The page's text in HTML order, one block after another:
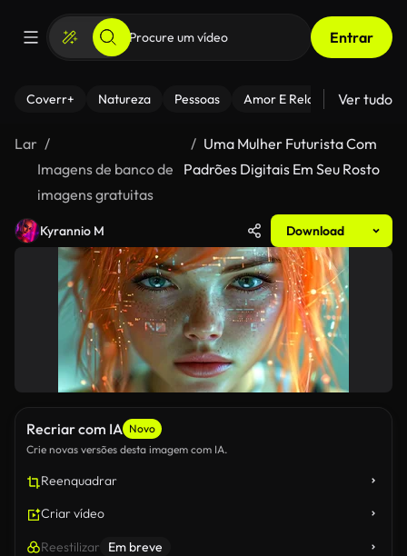
Entrar
Coverr+ Natureza Pessoas Amor E Relacionamentos
Ver tudo
Lar
Imagens de banco de
imagens gratuitas
Uma Mulher Futurista Com
Padrões Digitais Em Seu Rosto
Kyrannio M Download
Recriar com IA Novo
Crie novas versões desta imagem com IA.
Reenquadrar
Criar vídeo
Reestilizar Em breve